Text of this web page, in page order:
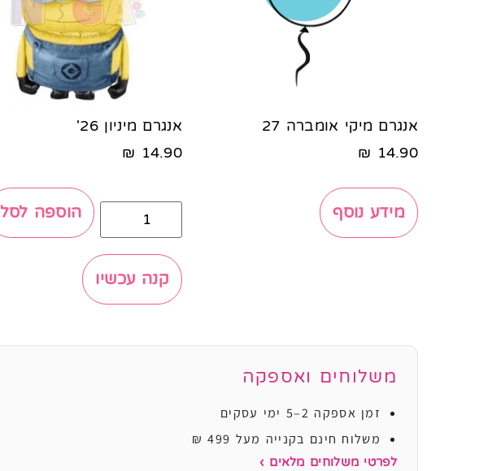
אנגרם מיקי אומברה 27
14.90
₪
מידע נוסף
אנגרם מיניון 26'
14.90
₪
הוספה לסל
קנה עכשיו
משלוחים ואספקה
זמן אספקה 2–5 ימי עסקים
משלוח חינם בקנייה מעל 499 ₪
לפרטי משלוחים מלאים ›